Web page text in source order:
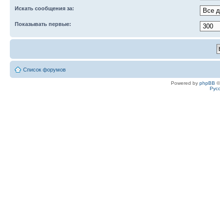
Искать сообщения за:
Показывать первые:
Список форумов
Powered by phpBB